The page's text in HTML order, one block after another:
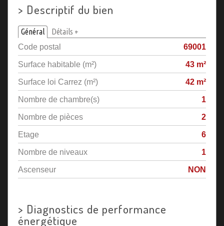
> Descriptif du bien
Général
Détails +
Code postal
69001
Surface habitable (m²)
43 m²
Surface loi Carrez (m²)
42 m²
Nombre de chambre(s)
1
Nombre de pièces
2
Etage
6
Nombre de niveaux
1
Ascenseur
NON
> Diagnostics de performance
énergétique